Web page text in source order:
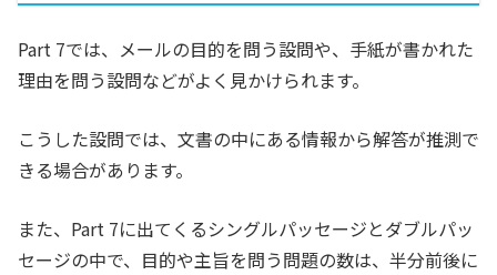
Part 7では、メールの目的を問う設問や、手紙が書かれた
理由を問う設問などがよく見かけられます。
こうした設問では、文書の中にある情報から解答が推測で
きる場合があります。
また、Part 7に出てくるシングルパッセージとダブルパッ
セージの中で、目的や主旨を問う問題の数は、半分前後に